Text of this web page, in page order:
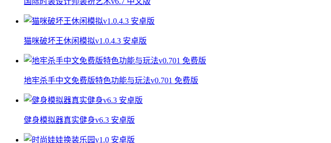
猫咪破坏王休闲模拟v1.0.4.3 安卓版
地牢杀手中文免费版特色功能与玩法v0.701 免费版
健身模拟器真实健身v6.3 安卓版